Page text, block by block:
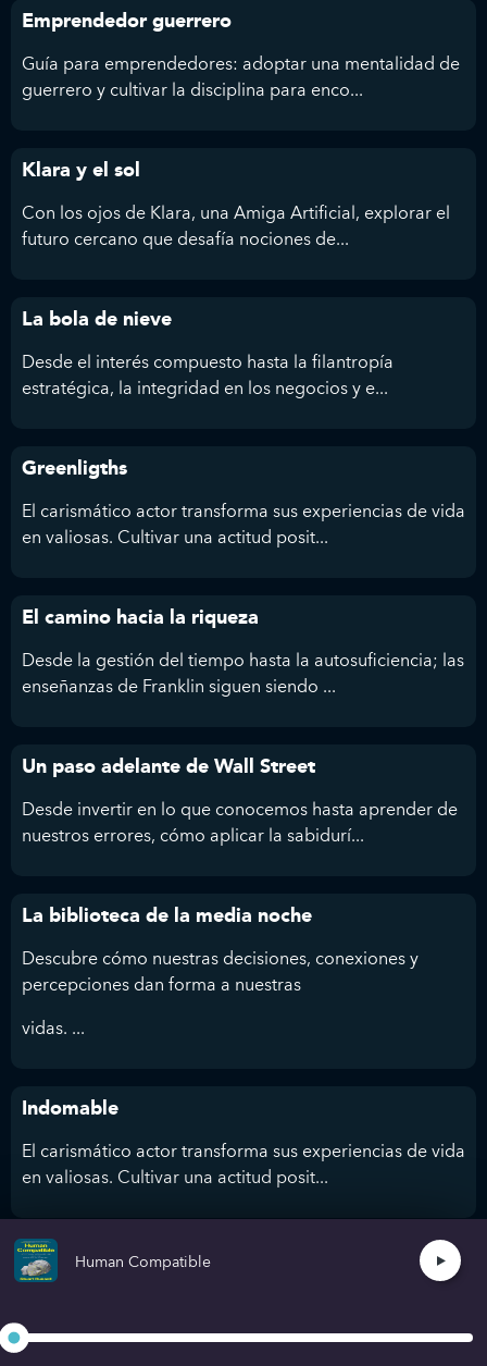
Emprendedor guerrero
Guía para emprendedores: adoptar una mentalidad de
guerrero y cultivar la disciplina para enco...
Klara y el sol
Con los ojos de Klara, una Amiga Artificial, explorar el
futuro cercano que desafía nociones de...
La bola de nieve
Desde el interés compuesto hasta la filantropía
estratégica, la integridad en los negocios y e...
Greenligths
El carismático actor transforma sus experiencias de vida
en valiosas. Cultivar una actitud posit...
El camino hacia la riqueza
Desde la gestión del tiempo hasta la autosuficiencia; las
enseñanzas de Franklin siguen siendo ...
Un paso adelante de Wall Street
Desde invertir en lo que conocemos hasta aprender de
nuestros errores, cómo aplicar la sabidurí...
La biblioteca de la media noche
Descubre cómo nuestras decisiones, conexiones y
percepciones dan forma a nuestras
vidas. ...
Indomable
El carismático actor transforma sus experiencias de vida
en valiosas. Cultivar una actitud posit...
No puedes herirme
“Cookie Jar” mental hasta e...
Human Compatible